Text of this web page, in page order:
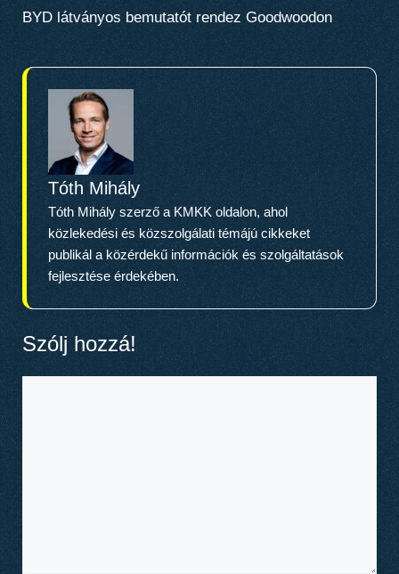
BYD látványos bemutatót rendez Goodwoodon
Tóth Mihály
Tóth Mihály szerző a KMKK oldalon, ahol
közlekedési és közszolgálati témájú cikkeket
publikál a közérdekű információk és szolgáltatások
fejlesztése érdekében.
Szólj hozzá!